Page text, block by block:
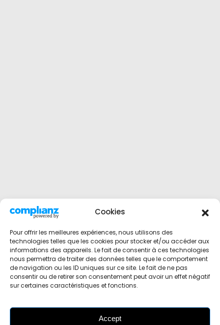
Cookies
Pour offrir les meilleures expériences, nous utilisons des
technologies telles que les cookies pour stocker et/ou accéder aux
informations des appareils. Le fait de consentir à ces technologies
nous permettra de traiter des données telles que le comportement
de navigation ou les ID uniques sur ce site. Le fait de ne pas
consentir ou de retirer son consentement peut avoir un effet négatif
sur certaines caractéristiques et fonctions.
Accept